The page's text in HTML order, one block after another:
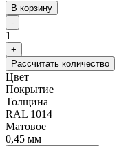
В корзину
-
1
+
Рассчитать количество
Цвет
Покрытие
Толщина
RAL 1014
Матовое
0,45 мм